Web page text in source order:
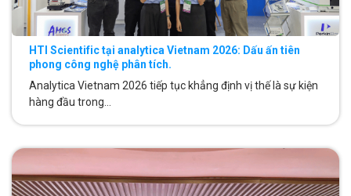
HTI Scientific tại analytica Vietnam 2026: Dấu ấn tiên
phong công nghệ phân tích.
Analytica Vietnam 2026 tiếp tục khẳng định vị thế là sự kiện
hàng đầu trong...